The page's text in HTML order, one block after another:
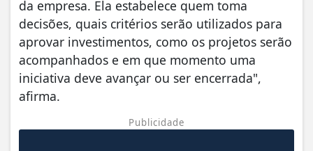
da empresa. Ela estabelece quem toma
decisões, quais critérios serão utilizados para
aprovar investimentos, como os projetos serão
acompanhados e em que momento uma
iniciativa deve avançar ou ser encerrada",
afirma.
Publicidade